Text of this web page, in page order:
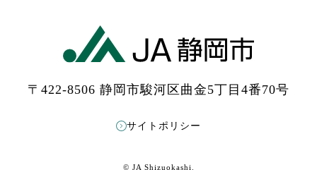
〒422-8506 静岡市駿河区曲金5丁目4番70号
サイトポリシー
© JA Shizuokashi.